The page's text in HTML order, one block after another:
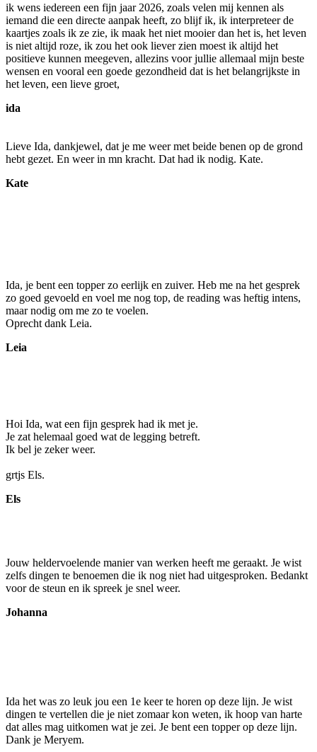
ik wens iedereen een fijn jaar 2026, zoals velen mij kennen als
iemand die een directe aanpak heeft, zo blijf ik, ik interpreteer de
kaartjes zoals ik ze zie, ik maak het niet mooier dan het is, het leven
is niet altijd roze, ik zou het ook liever zien moest ik altijd het
positieve kunnen meegeven, allezins voor jullie allemaal mijn beste
wensen en vooral een goede gezondheid dat is het belangrijkste in
het leven, een lieve groet,
ida
Lieve Ida, dankjewel, dat je me weer met beide benen op de grond
hebt gezet. En weer in mn kracht. Dat had ik nodig. Kate.
Kate
Ida, je bent een topper zo eerlijk en zuiver. Heb me na het gesprek
zo goed gevoeld en voel me nog top, de reading was heftig intens,
maar nodig om me zo te voelen.
Oprecht dank Leia.
Leia
Hoi Ida, wat een fijn gesprek had ik met je.
Je zat helemaal goed wat de legging betreft.
Ik bel je zeker weer.
grtjs Els.
Els
Jouw heldervoelende manier van werken heeft me geraakt. Je wist
zelfs dingen te benoemen die ik nog niet had uitgesproken. Bedankt
voor de steun en ik spreek je snel weer.
Johanna
Ida het was zo leuk jou een 1e keer te horen op deze lijn. Je wist
dingen te vertellen die je niet zomaar kon weten, ik hoop van harte
dat alles mag uitkomen wat je zei. Je bent een topper op deze lijn.
Dank je Meryem.